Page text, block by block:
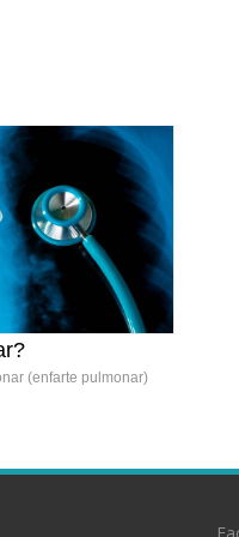
(enfarte pulmonar)